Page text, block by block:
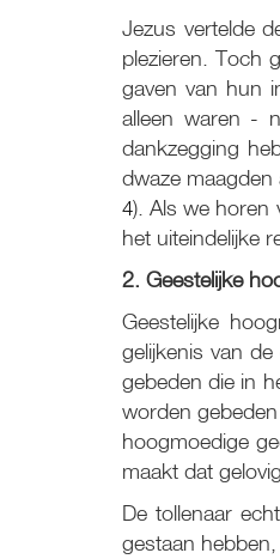
Jezus vertelde
plezieren. Toch
gaven van hun
alleen waren -
dankzegging
dwaze
4). Als we horen
het uiteindelijke
2. Geestelijke
Geestelijke
gelijkenis van
gebeden die in
worden
hoogmoedige
maakt dat
De tollenaar
gestaan